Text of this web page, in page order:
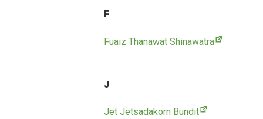
F
Fuaiz Thanawat Shinawatra
J
Jet Jetsadakorn Bundit